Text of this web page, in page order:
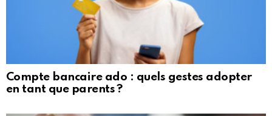
Compte bancaire ado : quels gestes adopter
en tant que parents ?